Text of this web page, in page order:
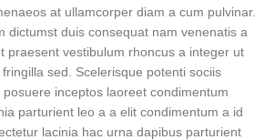
at ullamcorper diam a cum pulvinar.
dictumst duis consequat nam venenatis a
praesent vestibulum rhoncus a integer ut
sed. Scelerisque potenti sociis
inceptos laoreet condimentum
parturient leo a a elit condimentum a id
lacinia hac urna dapibus parturient